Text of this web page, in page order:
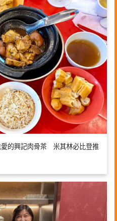
的興記肉骨茶 米其林必比登推